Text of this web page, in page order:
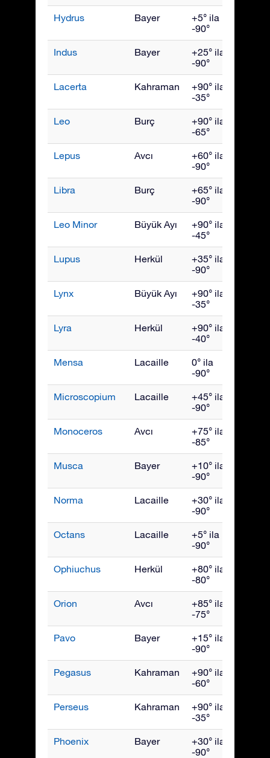
Hydrus Bayer
+5° ila
-90°
Indus Bayer
+25° ila
-90°
Lacerta Kahraman
+90° ila
-35°
Leo Burç
+90° ila
-65°
Lepus Avcı
+60° ila
-90°
Libra Burç
+65° ila
-90°
Leo Minor Büyük Ayı
+90° ila
-45°
Lupus Herkül
+35° ila
-90°
Lynx Büyük Ayı
+90° ila
-35°
Lyra Herkül
+90° ila
-40°
Mensa Lacaille
0° ila
-90°
Microscopium Lacaille
+45° ila
-90°
Monoceros Avcı
+75° ila
-85°
Musca Bayer
+10° ila
-90°
Norma Lacaille
+30° ila
-90°
Octans Lacaille
+5° ila
-90°
Ophiuchus Herkül
+80° ila
-80°
Orion Avcı
+85° ila
-75°
Pavo Bayer
+15° ila
-90°
Pegasus Kahraman
+90° ila
-60°
Perseus Kahraman
+90° ila
-35°
Phoenix Bayer
+30° ila
-90°